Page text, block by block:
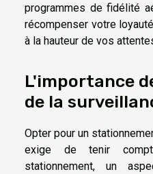
programmes de fidélité
récompenser votre
à la hauteur de vos
L'importance
de la
Opter pour un
exige de tenir
stationnement, un